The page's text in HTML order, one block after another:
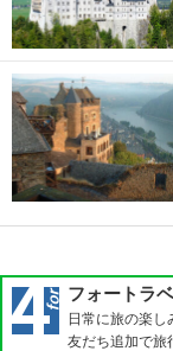
ン
ー
ベ
バ
ッ
ー
バ
ー
フォートラ
日常に旅の楽し
友だち追加で旅